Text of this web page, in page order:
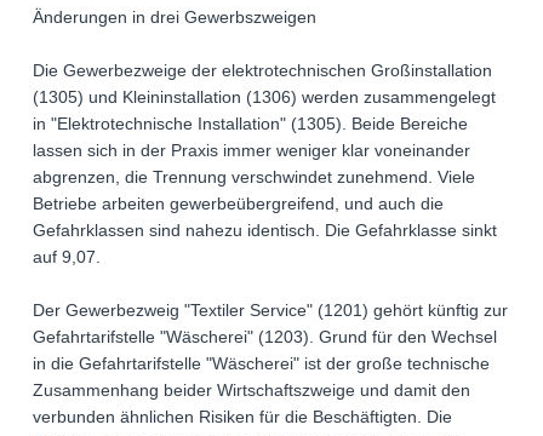
Änderungen in drei Gewerbszweigen
Die Gewerbezweige der elektrotechnischen Großinstallation
(1305) und Kleininstallation (1306) werden zusammengelegt
in "Elektrotechnische Installation" (1305). Beide Bereiche
lassen sich in der Praxis immer weniger klar voneinander
abgrenzen, die Trennung verschwindet zunehmend. Viele
Betriebe arbeiten gewerbeübergreifend, und auch die
Gefahrklassen sind nahezu identisch. Die Gefahrklasse sinkt
auf 9,07.
Der Gewerbezweig "Textiler Service" (1201) gehört künftig zur
Gefahrtarifstelle "Wäscherei" (1203). Grund für den Wechsel
in die Gefahrtarifstelle "Wäscherei" ist der große technische
Zusammenhang beider Wirtschaftszweige und damit den
verbunden ähnlichen Risiken für die Beschäftigten. Die